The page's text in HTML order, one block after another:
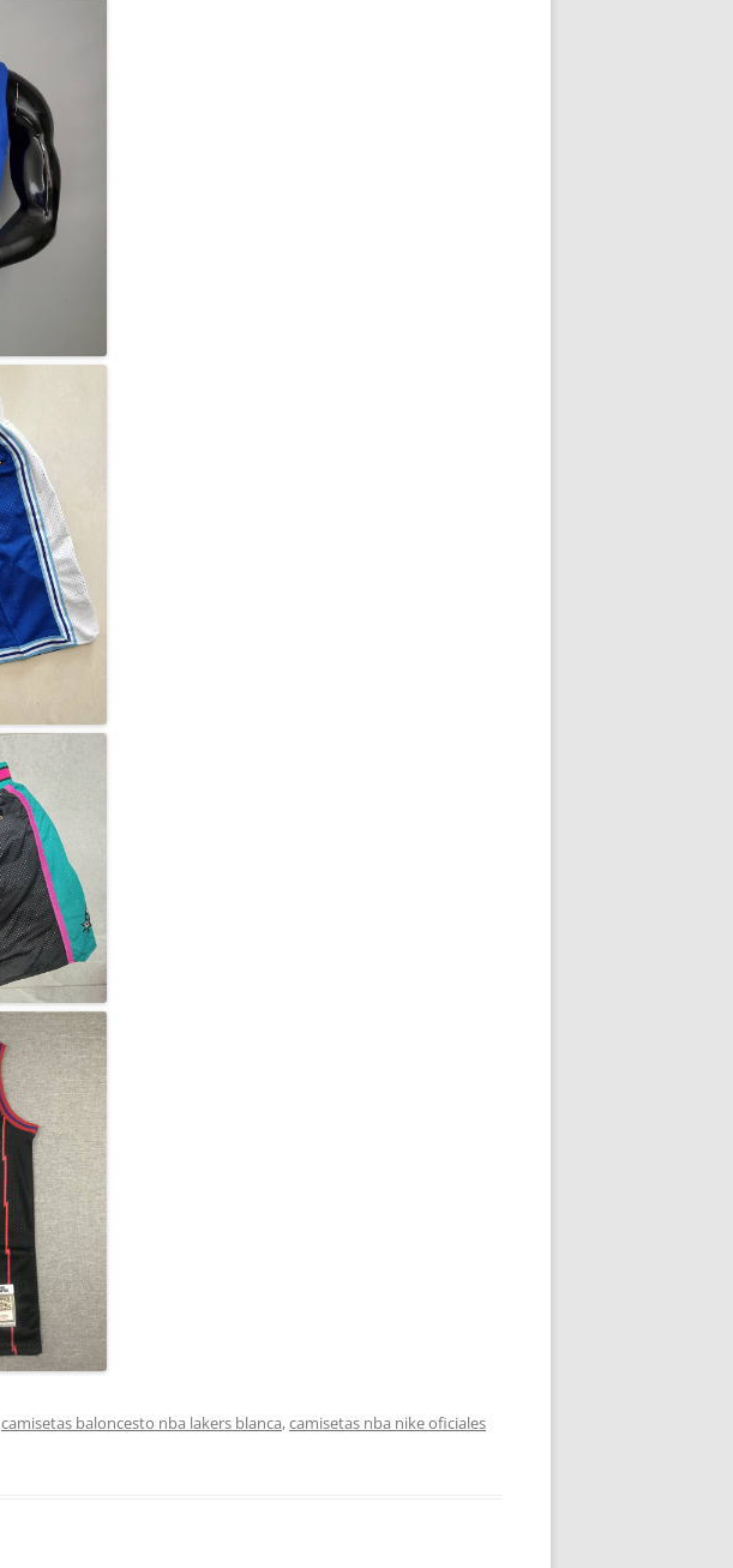
camisetas baloncesto nba lakers blanca,camisetas nba nike oficiales